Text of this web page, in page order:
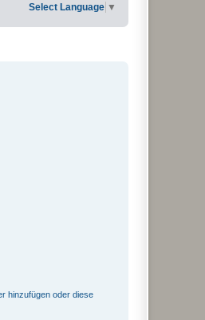
Select Language ▼
hinzufügen oder diese